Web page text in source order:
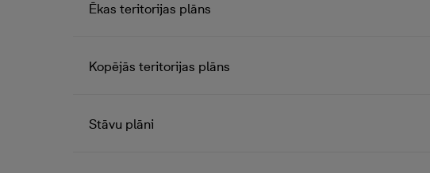
Ēkas teritorijas plāns
Kopējās teritorijas plāns
Stāvu plāni